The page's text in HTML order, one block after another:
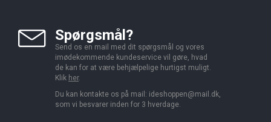
Spørgsmål?
Send os en mail med dit spørgsmål og vores
imødekommende kundeservice vil gøre, hvad
de kan for at være behjælpelige hurtigst muligt.
Klik her.
Du kan kontakte os på mail: ideshoppen@mail.dk,
som vi besvarer inden for 3 hverdage.